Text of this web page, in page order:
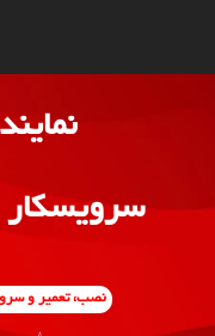
سرویسکار
نصب، تعمیر و